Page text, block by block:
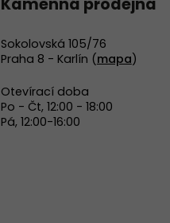
Sokolovská 105/76
Praha 8 - Karlín (mapa)
Otevírací doba
Po - Čt, 12:00 - 18:00
Pá, 12:00-16:00